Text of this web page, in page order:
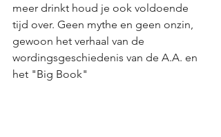
meer drinkt houd je ook voldoende
tijd over. Geen mythe en geen onzin,
gewoon het verhaal van de
wordingsgeschiedenis van de A.A. en